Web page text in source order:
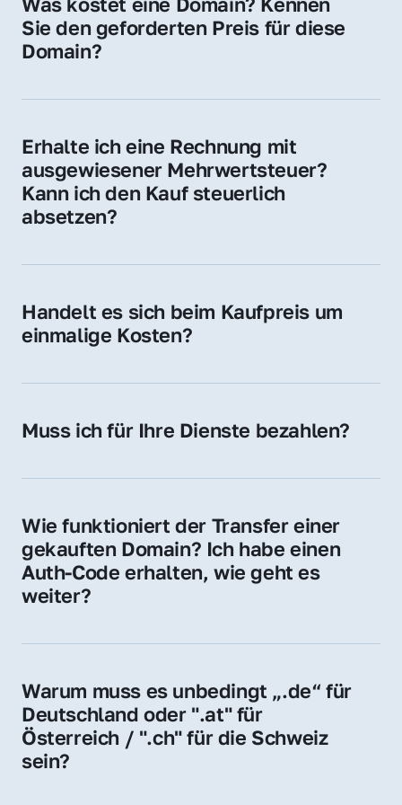
Adressen oder als digitale Investition.
Sie den geforderten Preis für diese
Domain?
Domain liegt ein konkreter Kaufpreis vor –
unverbindliches Angebot.
Erhalte ich eine Rechnung mit
ausgewiesener Mehrwertsteuer?
Kann ich den Kauf steuerlich
absetzen?
Für Unternehmen ist der Kauf in der Regel
Handelt es sich beim Kaufpreis um
einmalige Kosten?
späteren Betrieb der Domain (z. B. beim
Gebühren an. Diese bewegen sich für .de
Muss ich für Ihre Dienste bezahlen?
der Domain – ohne zusätzliche Vermittlungs-
Wie funktioniert der Transfer einer
gekauften Domain? Ich habe einen
Auth-Code erhalten, wie geht es
weiter?
Provider, die Domain zu übernehmen. Gerne
schnellen Prozess.
Warum muss es unbedingt „.de“ für
Deutschland oder ".at" für
Österreich / ".ch" für die Schweiz
sein?